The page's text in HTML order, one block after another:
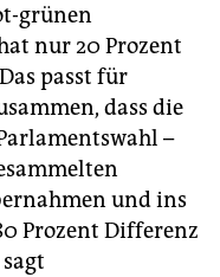
grünen
nur 20 Prozent
passt für
dass die
–
und ins
Prozent Differenz